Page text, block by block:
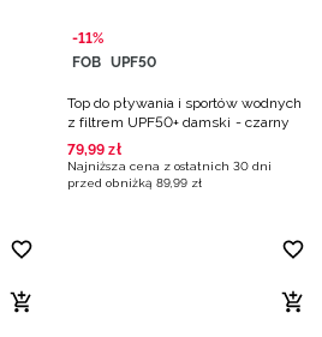
-11%
FOB UPF50
Top do pływania i sportów wodnych
z filtrem UPF50+ damski - czarny
79,99 zł
Najniższa cena z ostatnich 30 dni
przed obniżką 89,99 zł